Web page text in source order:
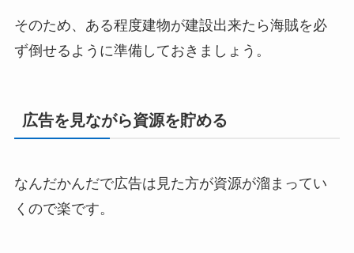
そのため、ある程度建物が建設出来たら海賊を必
ず倒せるように準備しておきましょう。
広告を見ながら資源を貯める
なんだかんだで広告は見た方が資源が溜まってい
くので楽です。